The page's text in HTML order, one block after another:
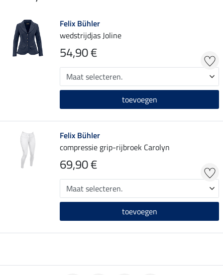
Felix Bühler
wedstrijdjas Joline
54,90 €
toevoegen
Felix Bühler
compressie grip-rijbroek Carolyn
69,90 €
toevoegen